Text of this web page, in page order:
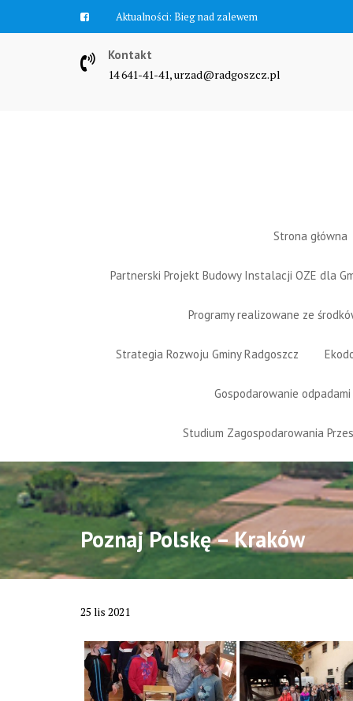
Aktualności: Bieg nad zalewem
Kontakt
14 641-41-41, urzad@radgoszcz.pl
Strona główna
Partnerski Projekt Budowy Instalacji OZE dla
Programy realizowane ze
Strategia Rozwoju Gminy Radgoszcz
Gospodarowanie odpadami
Studium Zagospodarowania
Poznaj Polskę – Kraków
25 lis 2021